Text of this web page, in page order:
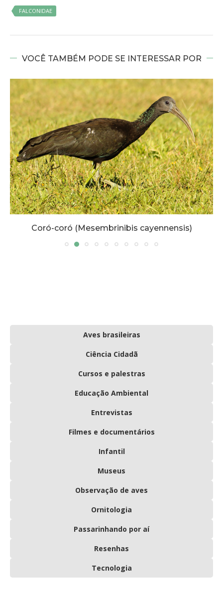
FALCONIDAE
VOCÊ TAMBÉM PODE SE INTERESSAR POR
Coró-coró (Mesembrinibis cayennensis)
Aves brasileiras
Ciência Cidadã
Cursos e palestras
Educação Ambiental
Entrevistas
Filmes e documentários
Infantil
Museus
Observação de aves
Ornitologia
Passarinhando por aí
Resenhas
Tecnologia